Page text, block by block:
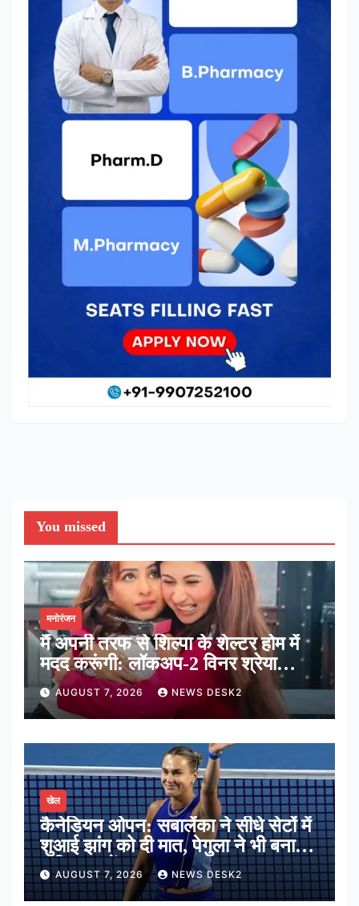
You missed
मनोरंजन
मैं अपनी तरफ से शिल्पा के शेल्टर होम में
मदद करूंगी: लॉकअप-2 विनर श्रेया
कालरा
AUGUST 7, 2026 NEWS DESK2
खेल
कैनेडियन ओपन: सबालेंका ने सीधे सेटों में
शुआई झांग को दी मात, पेगुला ने भी बनाई
अंतिम 16 में जगह
AUGUST 7, 2026 NEWS DESK2